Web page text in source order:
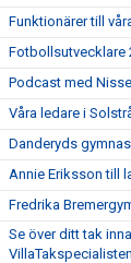
Funktionärer till
Fotbollsutvecklare
Podcast med
Våra ledare i
Danderyds
Annie Eriksson till
Fredrika
Se över ditt tak
VillaTakspecialisten